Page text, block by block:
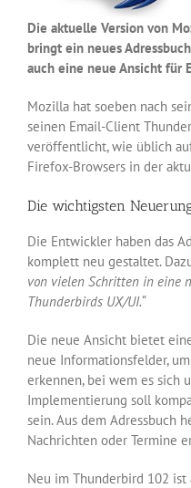
Die aktuelle Version von
bringt ein neues
auch eine neue Ansicht für
Mozilla hat soeben nach
seinen Email-Client
veröffentlicht, wie üblich
Firefox-Browsers in der
Die wichtigsten
Die Entwickler haben das
komplett neu gestaltet.
von vielen Schritten in eine
Thunderbirds UX/UI.“
Die neue Ansicht bietet
neue Informationsfelder,
erkennen, bei wem es sich
Implementierung soll
sein. Aus dem Adressbuch
Nachrichten oder Termine
Neu im Thunderbird 102